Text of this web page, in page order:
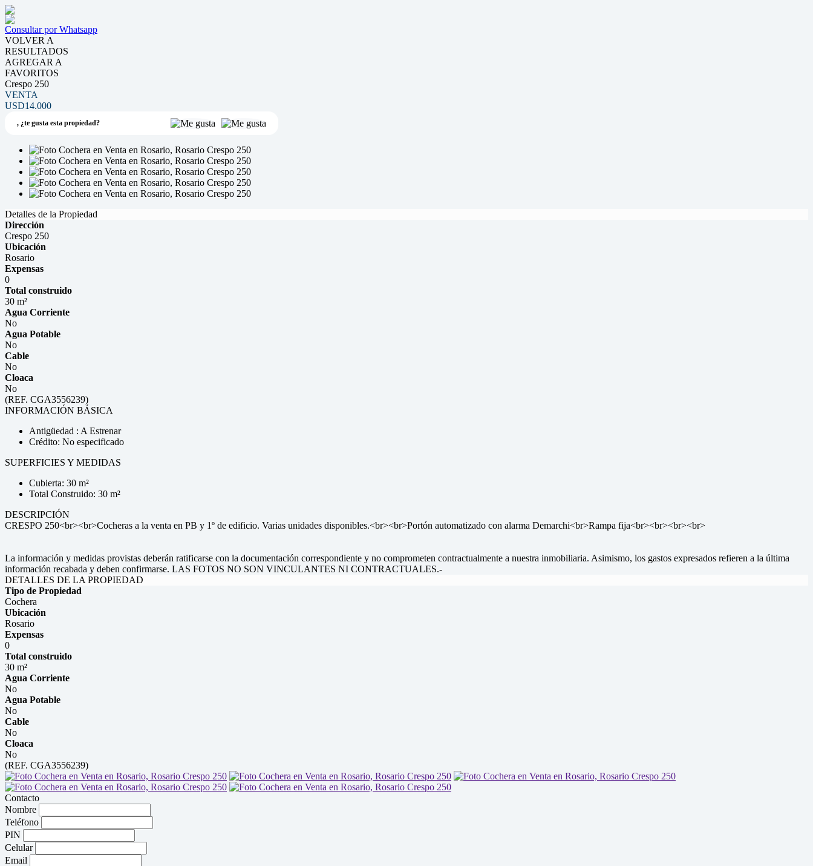
Consultar por Whatsapp
VOLVER A
RESULTADOS
AGREGAR A
FAVORITOS
Crespo 250
VENTA
USD14.000
, ¿te gusta esta propiedad?
Detalles de la Propiedad
Dirección
Crespo 250
Ubicación
Rosario
Expensas
0
Total construido
30 m²
Agua Corriente
No
Agua Potable
No
Cable
No
Cloaca
No
(REF. CGA3556239)
INFORMACIÓN BÁSICA
Antigüedad : A Estrenar
Crédito: No especificado
SUPERFICIES Y MEDIDAS
Cubierta: 30 m²
Total Construido: 30 m²
DESCRIPCIÓN
CRESPO 250<br><br>Cocheras a la venta en PB y 1º de edificio. Varias unidades disponibles.<br><br>Portón automatizado con alarma Demarchi<br>Rampa fija<br><br><br><br>
La información y medidas provistas deberán ratificarse con la documentación correspondiente y no comprometen contractualmente a nuestra inmobiliaria. Asimismo, los gastos expresados refieren a la última
información recabada y deben confirmarse. LAS FOTOS NO SON VINCULANTES NI CONTRACTUALES.-
DETALLES DE LA PROPIEDAD
Tipo de Propiedad
Cochera
Ubicación
Rosario
Expensas
0
Total construido
30 m²
Agua Corriente
No
Agua Potable
No
Cable
No
Cloaca
No
(REF. CGA3556239)
Contacto
Nombre
Teléfono
PIN
Celular
Email